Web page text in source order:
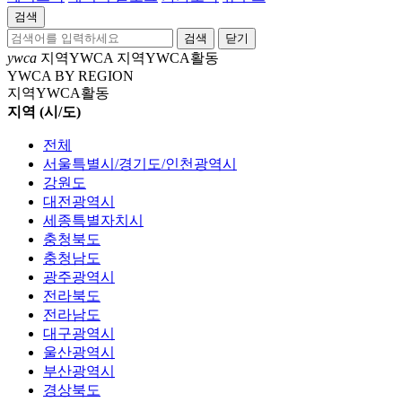
검색
닫기
ywca 지역YWCA 지역YWCA활동
YWCA BY REGION
지역YWCA활동
지역 (시/도)
전체
서울특별시/경기도/인천광역시
강원도
대전광역시
세종특별자치시
충청북도
충청남도
광주광역시
전라북도
전라남도
대구광역시
울산광역시
부산광역시
경상북도